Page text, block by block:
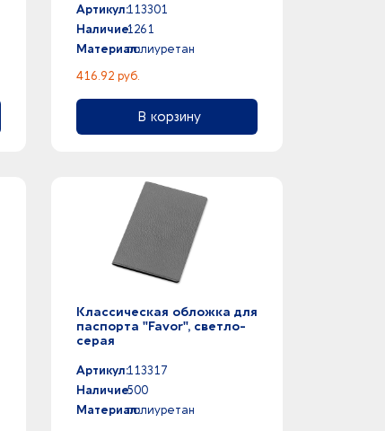
Артикул:113301
Наличие:1261
Материал:полиуретан
416.92 руб.
В корзину
Классическая обложка для
паспорта "Favor", светло-
серая
Артикул:113317
Наличие:500
Материал:полиуретан